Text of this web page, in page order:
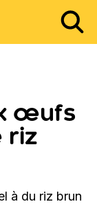
œufs
riz
à du riz brun